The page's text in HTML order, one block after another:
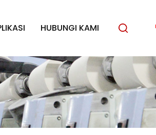
HUBUNGI KAMI